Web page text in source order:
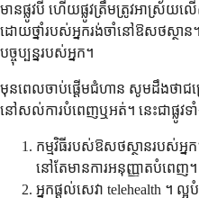
មានផ្លូវបី ហើយផ្លូវត្រឹមត្រូវអាស្រ័យ
ដោយថ្នាំរបស់អ្នករង់ចាំនៅឱសថស្ថា
បច្ចុប្បន្នរបស់អ្នក។
មុនពេលចាប់ផ្តើមជំហាន សូមដឹងថា
នៅសល់ការបំពេញឬអត់។ នេះជាផ្លូវទ
កម្មវិធីរបស់ឱសថស្ថានរបស់អ្ន
នៅតែមានការអនុញ្ញាតបំពេញ។
អ្នកផ្តល់សេវា telehealth ។